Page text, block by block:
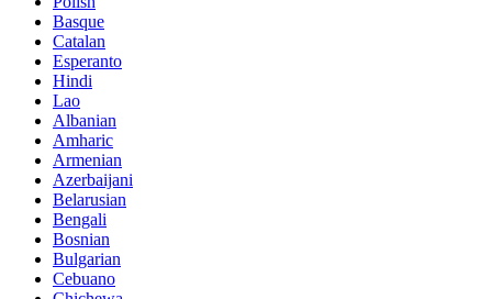
Basque
Catalan
Esperanto
Hindi
Lao
Albanian
Amharic
Armenian
Azerbaijani
Belarusian
Bengali
Bosnian
Bulgarian
Cebuano